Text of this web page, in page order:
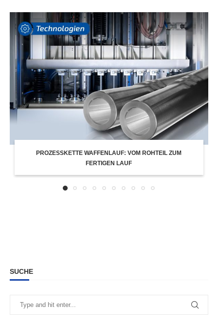
PROZESSKETTE WAFFENLAUF: VOM ROHTEIL ZUM
FERTIGEN LAUF
SUCHE